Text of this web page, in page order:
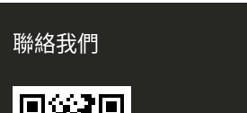
聯絡我們